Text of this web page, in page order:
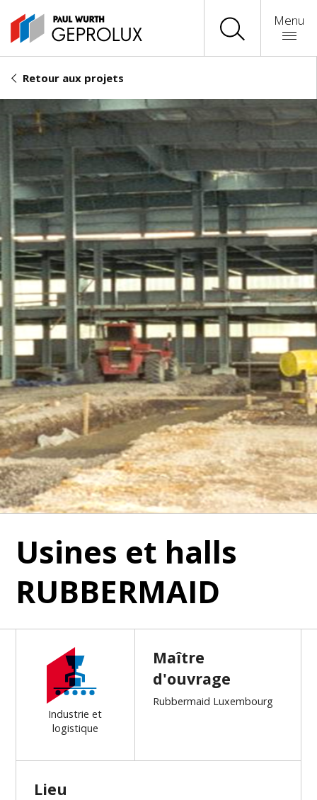
Retour aux projets
Menu
Usines et halls
RUBBERMAID
Industrie et
logistique
Maître
d'ouvrage
Rubbermaid Luxembourg
Lieu